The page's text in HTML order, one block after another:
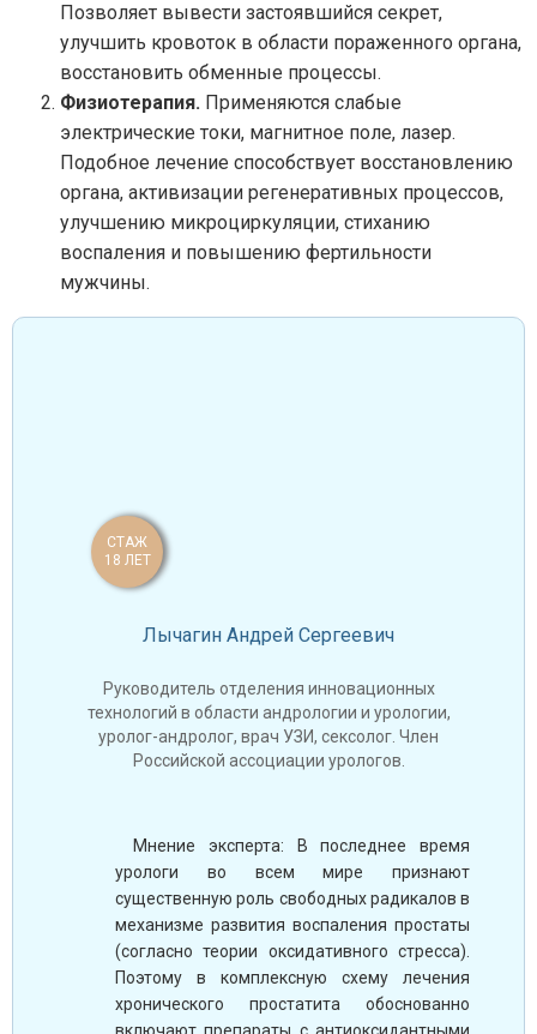
Позволяет вывести застоявшийся секрет,
улучшить кровоток в области пораженного органа,
восстановить обменные процессы.
Физиотерапия. Применяются слабые
электрические токи, магнитное поле, лазер.
Подобное лечение способствует восстановлению
органа, активизации регенеративных процессов,
улучшению микроциркуляции, стиханию
воспаления и повышению фертильности
мужчины.
СТАЖ
18 ЛЕТ
Лычагин Андрей Сергеевич
Руководитель отделения инновационных
технологий в области андрологии и урологии,
уролог-андролог, врач УЗИ, сексолог. Член
Российской ассоциации урологов.
Мнение эксперта: В последнее время
урологи во всем мире признают
существенную роль свободных радикалов в
механизме развития воспаления простаты
(согласно теории оксидативного стресса).
Поэтому в комплексную схему лечения
хронического простатита обоснованно